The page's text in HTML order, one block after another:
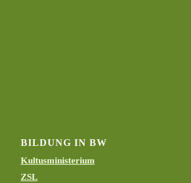
BILDUNG IN BW
Kultusministerium
ZSL